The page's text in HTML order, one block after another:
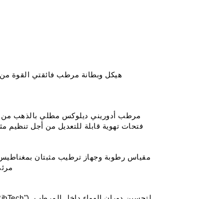
هيكل وبطانة مرطب فائقتي القوة
مرطب أدوريني ديلوكس مطلي بالذهب من
فتحات تهوية قابلة للتعديل من أجل تنظيم
مقياس رطوبة وجهاز ترطيب مثبتان